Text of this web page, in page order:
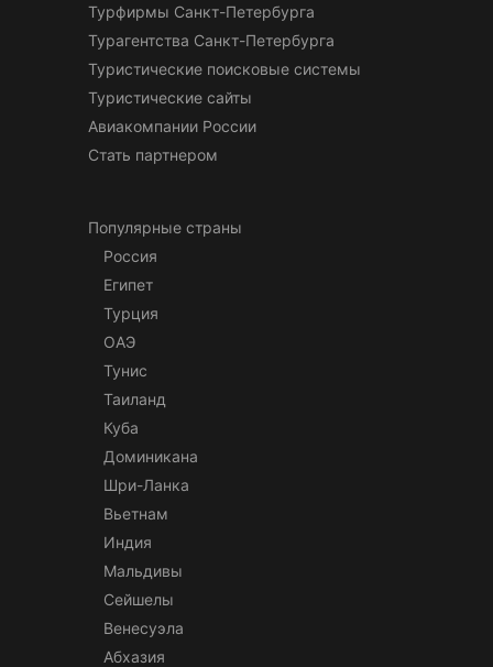
Турфирмы Санкт-Петербурга
Турагентства Санкт-Петербурга
Туристические поисковые системы
Туристические сайты
Авиакомпании России
Стать партнером
Популярные страны
Россия
Египет
Турция
ОАЭ
Тунис
Таиланд
Куба
Доминикана
Шри-Ланка
Вьетнам
Индия
Мальдивы
Сейшелы
Венесуэла
Абхазия